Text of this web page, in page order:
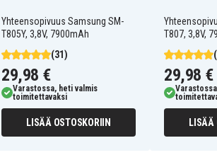
Yhteensopivuus Samsung SM-
T805Y, 3,8V, 7900mAh
(31)
29,98 €
Varastossa, heti valmis
toimitettavaksi
LISÄÄ OSTOSKORIIN
T807, 3,8V,
29,98 €
LISÄÄ